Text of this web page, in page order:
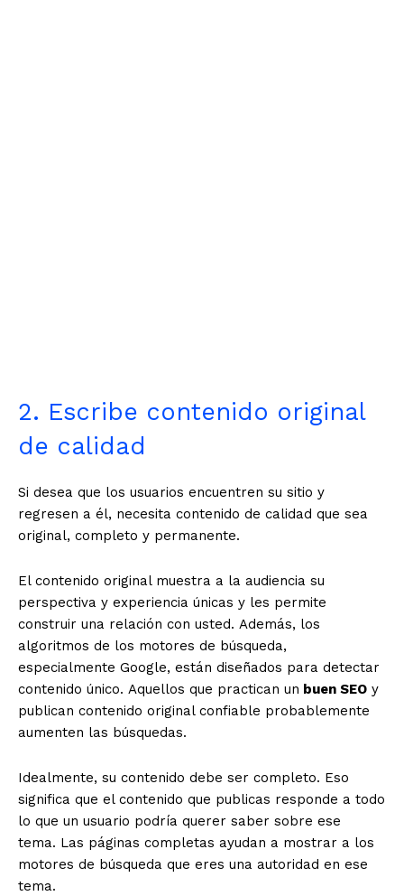
2. Escribe contenido original
de calidad
Si desea que los usuarios encuentren su sitio y
regresen a él, necesita contenido de calidad que sea
original, completo y permanente.
El contenido original muestra a la audiencia su
perspectiva y experiencia únicas y les permite
construir una relación con usted. Además, los
algoritmos de los motores de búsqueda,
especialmente Google, están diseñados para detectar
contenido único. Aquellos que practican un buen SEO y
publican contenido original confiable probablemente
aumenten las búsquedas.
Idealmente, su contenido debe ser completo. Eso
significa que el contenido que publicas responde a todo
lo que un usuario podría querer saber sobre ese
tema. Las páginas completas ayudan a mostrar a los
motores de búsqueda que eres una autoridad en ese
tema.